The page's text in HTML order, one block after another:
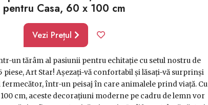
pentru Casa, 60 x 100 cm
Vezi Prețul
un tărâm al pasiunii pentru echitație cu setul nostru de
piese, Art Star! Așezați-vă confortabil și lăsați-vă surprinși
fermecător, într-un peisaj în care animalele prind viață. Cu
cm, aceste decorațiuni moderne pe cadru de lemn vor